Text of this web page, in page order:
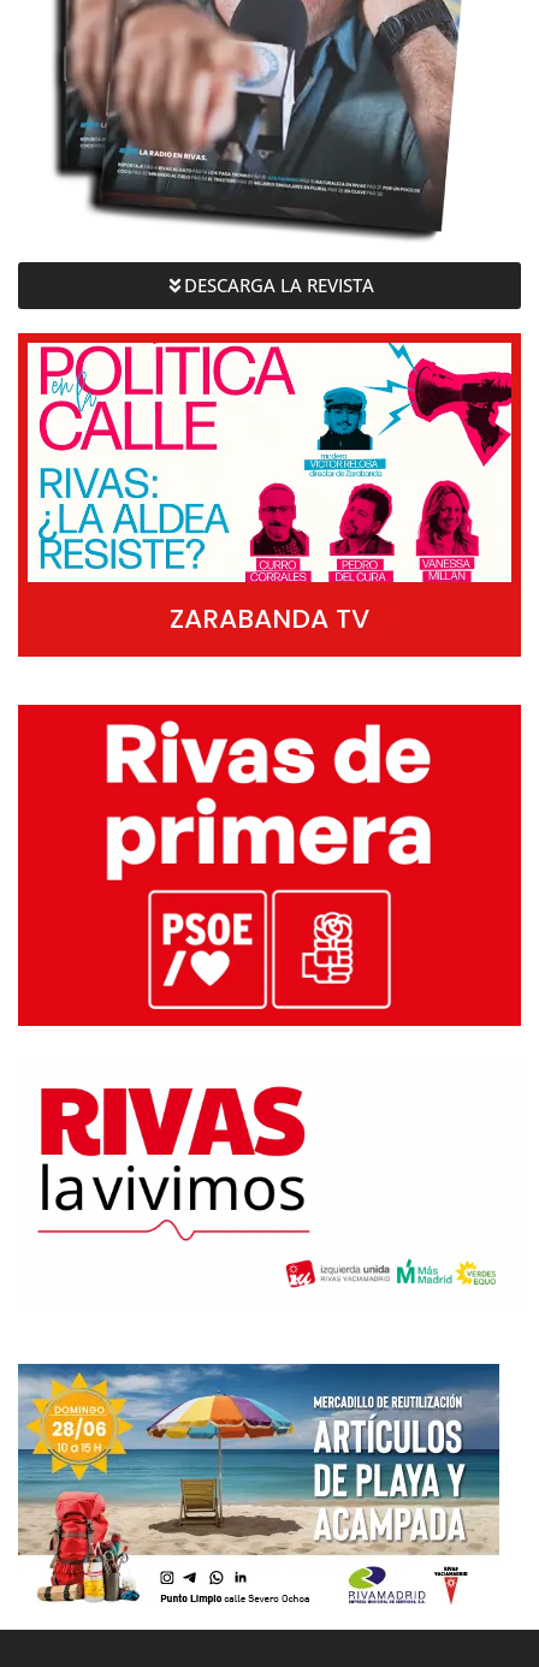
DESCARGA LA REVISTA
ZARABANDA TV